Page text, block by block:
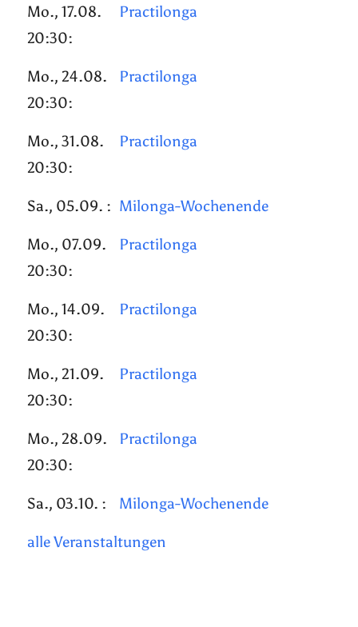
Mo., 17.08.
20:30:
Practilonga
Mo., 24.08.
20:30:
Practilonga
Mo., 31.08.
20:30:
Practilonga
Sa., 05.09. : Milonga-Wochenende
Mo., 07.09.
20:30:
Practilonga
Mo., 14.09.
20:30:
Practilonga
Mo., 21.09.
20:30:
Practilonga
Mo., 28.09.
20:30:
Practilonga
Sa., 03.10. : Milonga-Wochenende
alle Veranstaltungen